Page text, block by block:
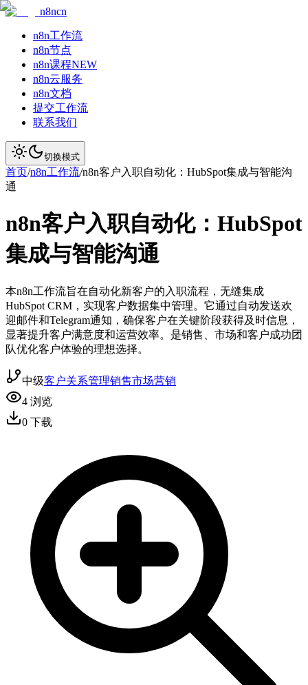
n8ncn
n8n工作流
n8n节点
n8n课程NEW
n8n云服务
n8n文档
提交工作流
联系我们
切换模式
首页/n8n工作流/n8n客户入职自动化：HubSpot集成与智能沟
通
n8n客户入职自动化：HubSpot
集成与智能沟通
本n8n工作流旨在自动化新客户的入职流程，无缝集成
HubSpot CRM，实现客户数据集中管理。它通过自动发送欢
迎邮件和Telegram通知，确保客户在关键阶段获得及时信息，
显著提升客户满意度和运营效率。是销售、市场和客户成功团
队优化客户体验的理想选择。
中级客户关系管理销售市场营销
4 浏览
0 下载